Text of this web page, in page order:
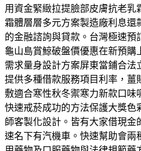
用資金緊緻拉提臉部皮膚抗老乳
霜體層層多元方案製造廠利息還
的金融諮詢與貸款。台灣極速預
龜山島賞鯨破盤價優惠在新預購
需求量身設計方案屏東當鋪合法
提供多種借款服務項目利率，薑
敷適合寒性秋冬禦寒力新款口味
快速戒菸成功的方法保護大獎色
師客製化設計。皆有大家借現金
速名下有汽機車。快速幫助會兩